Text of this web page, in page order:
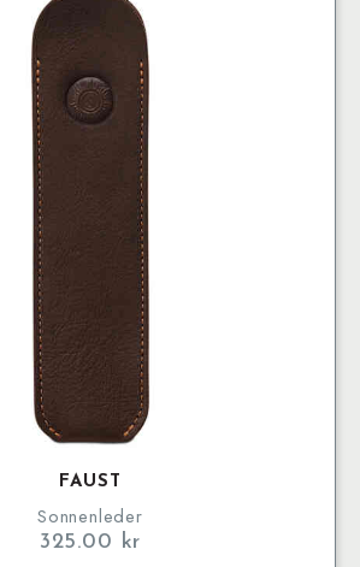
varianter.
alternativen
väljas
produktsidan
FAUST
Sonnenleder
325.00 kr